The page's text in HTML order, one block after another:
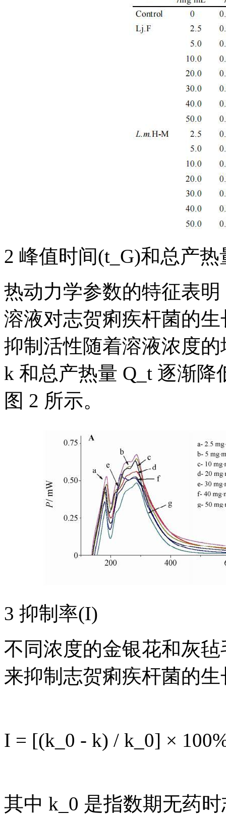
2 峰值时间(t_G)和总产热
热动力学参数的特征表
溶液对志贺痢疾杆菌的
抑制活性随着溶液浓度
k 和总产热量 Q_t 逐渐
图 2 所示。
3 抑制率(I)
不同浓度的金银花和灰
来抑制志贺痢疾杆菌的
I = [(k_0 - k) / k_0] ×
其中 k_0 是指数期无药